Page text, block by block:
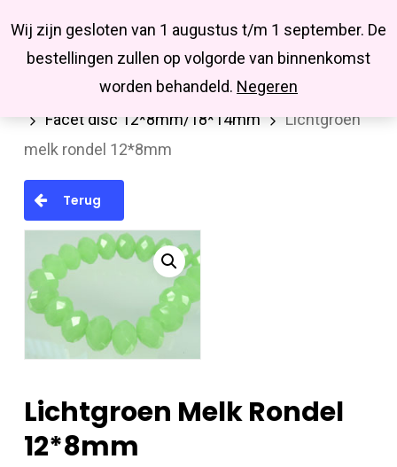
Wij zijn gesloten van 1 augustus t/m 1 september. De
bestellingen zullen op volgorde van binnenkomst
worden behandeld. Negeren
main
Missbluesieraden
searchaccount
Kralen en kralenmixen
Facetkralen
Facet disc 12*8mm/18*14mm
Lichtgroen
melk rondel 12*8mm
Terug
Lichtgroen Melk Rondel
12*8mm
Close